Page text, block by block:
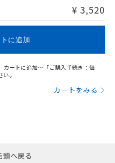
¥ 3,520
に追加
カートに追加～「ご購入手続き：価
。
カートをみる
頭へ戻る